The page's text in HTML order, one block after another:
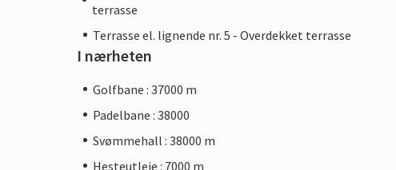
terrasse
Terrasse el. lignende nr. 5 - Overdekket terrasse
I nærheten
Golfbane : 37000 m
Padelbane : 38000
Svømmehall : 38000 m
Hesteutleie : 7000 m